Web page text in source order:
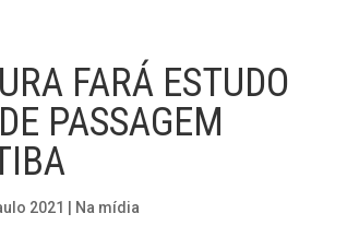
FARÁ ESTUDO
PASSAGEM
2021 Na mídia